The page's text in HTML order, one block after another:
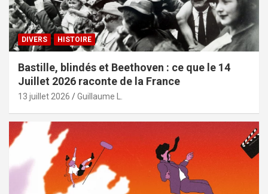
DIVERS HISTOIRE
Bastille, blindés et Beethoven : ce que le 14
Juillet 2026 raconte de la France
13 juillet 2026 Guillaume L.